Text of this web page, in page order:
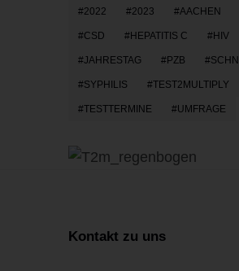
2022 2023 AACHEN
CSD HEPATITIS C HIV
JAHRESTAG PZB
SYPHILIS TEST2MULTIPLY
TESTTERMINE UMFRAGE
Kontakt zu uns